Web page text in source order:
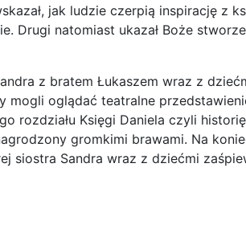
jak ludzie czerpią inspirację z
Drugi natomiast ukazał Boże
z bratem Łukaszem wraz z
mogli oglądać teatralne
rozdziału Księgi Daniela czyli
gromkimi brawami. Na
siostra Sandra wraz z dziećmi